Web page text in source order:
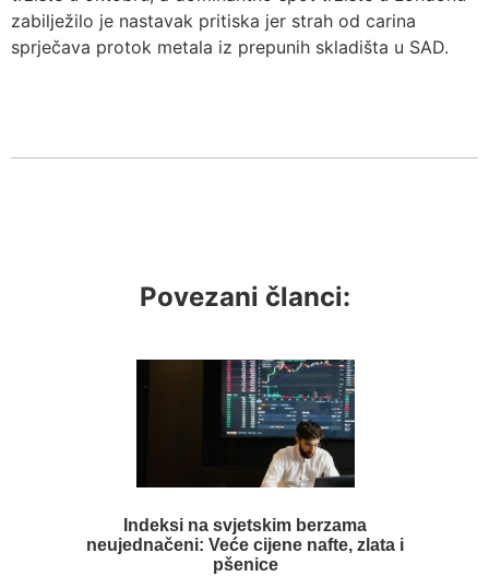
zabilježilo je nastavak pritiska jer strah od carina
sprječava protok metala iz prepunih skladišta u SAD.
Povezani članci:
Indeksi na svjetskim berzama
neujednačeni: Veće cijene nafte, zlata i
pšenice